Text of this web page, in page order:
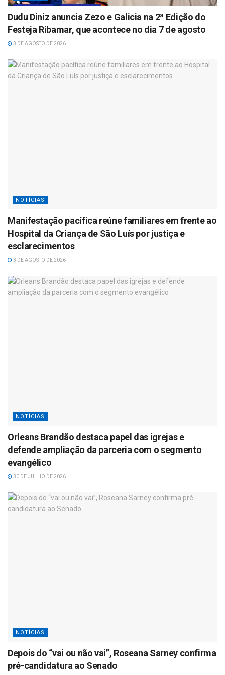
Dudu Diniz anuncia Zezo e Galicia na 2ª Edição do
Festeja Ribamar, que acontece no dia 7 de agosto
3 DE AGOSTO DE 2026
NOTÍCIAS
Manifestação pacífica reúne familiares em frente ao
Hospital da Criança de São Luís por justiça e
esclarecimentos
3 DE AGOSTO DE 2026
NOTÍCIAS
Orleans Brandão destaca papel das igrejas e
defende ampliação da parceria com o segmento
evangélico
30 DE JULHO DE 2026
NOTÍCIAS
Depois do “vai ou não vai”, Roseana Sarney confirma
pré-candidatura ao Senado